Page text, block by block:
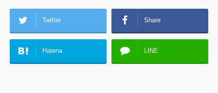
Twitter Share
Hatena LINE